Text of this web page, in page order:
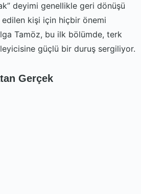
deyimi genellikle geri dönüşü
kişi için hiçbir önemi
Tamöz, bu ilk bölümde, terk
güçlü bir duruş sergiliyor.
Gerçek